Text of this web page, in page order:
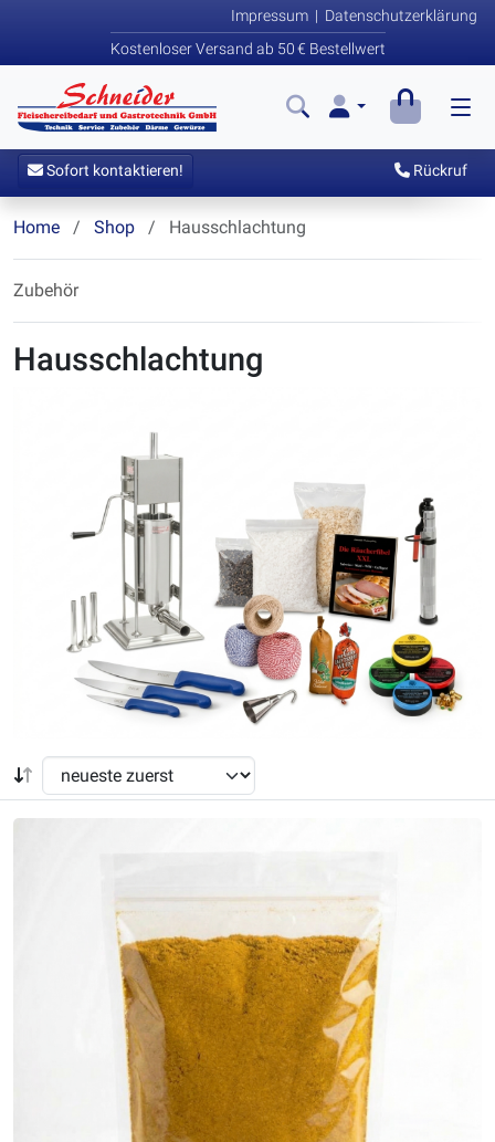
Kostenloser Versand ab 50 € Bestellwert
Impressum | Datenschutzerklärung
Sofort kontaktieren! Rückruf
Home Shop Hausschlachtung
Zubehör
Hausschlachtung